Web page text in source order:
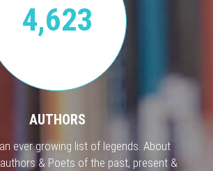
4,623
AUTHORS
ever growing list of legends. About
& Poets of the past, present &